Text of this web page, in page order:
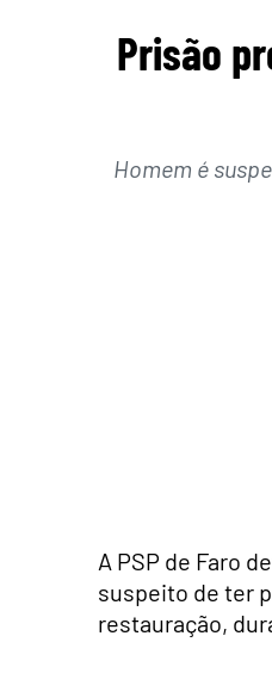
Prisão
Homem é
A PSP de Faro
suspeito de ter
restauração,